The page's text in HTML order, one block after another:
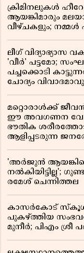
ക്രിമിനലുകൾ
ആയങ്കിമാരും
വീഴ്ചകളും;
ലീഗ് വിദ്യാഭ്യാസ
'വീർ' പട്ടമോ;
പച്ചക്കൊടി
ചോദ്യം
മറ്റൊരാൾക്ക്
ഈ അവഗണന
ഭൗതിക
ആളിപ്പടരുന്ന
'അർജുൻ
നൽകിയിട്ടില്ല';
രമേശ് ചെന്നിത്തല
കാസർകോട് സ്കൂൾ
പുകഴ്ത്തിയ
മുനീർ; പിഎം ശ്രീ